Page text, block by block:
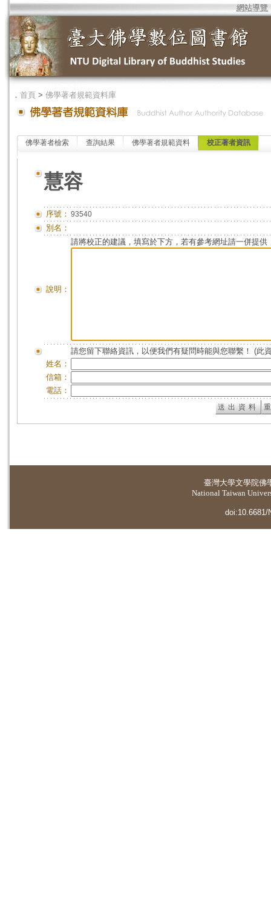
網站導覽
． 首頁 > 佛學著者規範資料庫
佛學著者檢索 查詢結果 佛學著者規範資料 校正著者資訊
慧容
序號： 93540
別名：
說明：
請將校正的建議，填寫於下方，若有參考網址請一併提供
請您留下聯絡資訊，以便我們有疑問時能與您聯繫！ (此
姓名：
信箱：
電話：
臺灣大學文學院佛
National Taiwan
doi:10.6681/